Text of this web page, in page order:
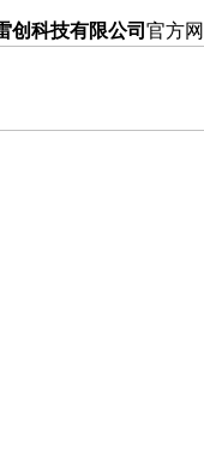
创科技有限公司 官方